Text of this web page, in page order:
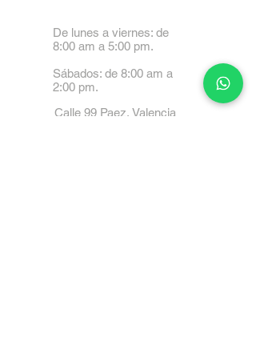
De lunes a viernes: de
8:00 am a 5:00 pm.
Sábados: de 8:00 am a
2:00 pm.
Calle 99 Paez, Valencia